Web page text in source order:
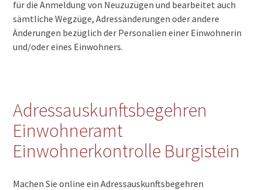
für die Anmeldung von Neuzuzügen und bearbeitet auch
sämtliche Wegzüge, Adressänderungen oder andere
Änderungen bezüglich der Personalien einer Einwohnerin
und/oder eines Einwohners.
Adressauskunftsbegehren
Einwohneramt
Einwohnerkontrolle Burgistein
Machen Sie online ein Adressauskunftsbegehren